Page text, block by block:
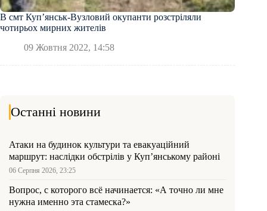
В смт Куп’янськ-Вузловий окупанти розстріляли
чотирьох мирних жителів
09 Жовтня 2022, 14:58
Останні новини
Атаки на будинок культури та евакуаційний
маршрут: наслідки обстрілів у Куп’янському районі
06 Серпня 2026, 23:25
Вопрос, с которого всё начинается: «А точно ли мне
нужна именно эта стамеска?»